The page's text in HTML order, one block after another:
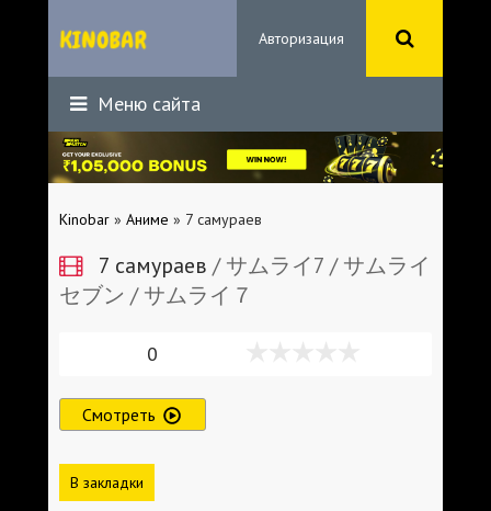
Авторизация
Меню сайта
Kinobar » Аниме » 7 самураев
7 самураев / サムライ7 / サムライ
セブン / サムライ７
0
Смотреть
В закладки